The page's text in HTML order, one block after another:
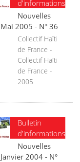
d'informations
Nouvelles
2005 - N° 36
Collectif Haïti
de France -
Collectif Haïti
de France -
2005
Bulletin
d'informations
Nouvelles
2004 - N°